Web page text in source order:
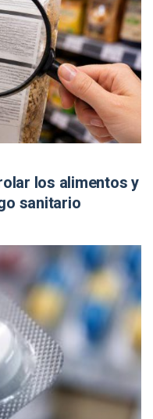
los alimentos y
sanitario